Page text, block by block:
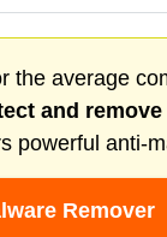
the average
and remove
powerful anti-
Remover